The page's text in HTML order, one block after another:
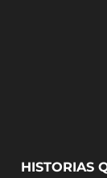
HISTORIAS